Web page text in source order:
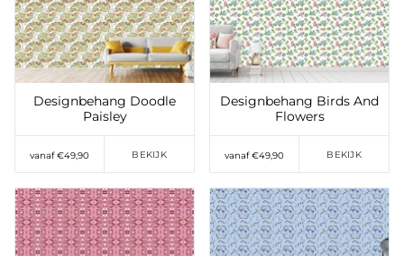
Toevoegen aan
verlanglijst
Designbehang Doodle
Paisley
vanaf €49,90 BEKIJK
Toevoegen aan
verlanglijst
Designbehang Birds And
Flowers
vanaf €49,90 BEKIJK
Toevoegen aan